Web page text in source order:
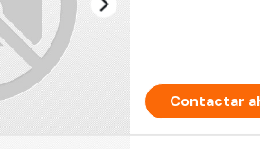
Contactar